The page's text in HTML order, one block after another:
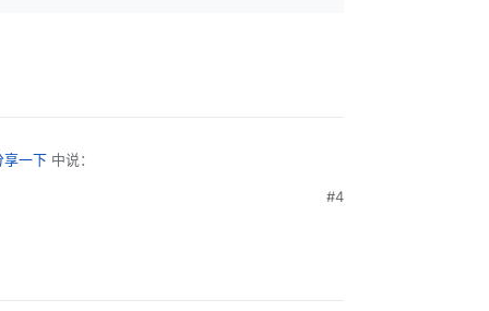
享一下 中说：
电脑/5.89G/更新】
#4